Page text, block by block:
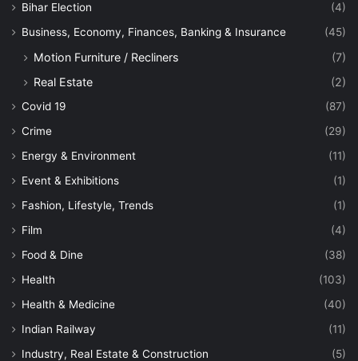
Bihar Election
(4)
Business, Economy, Finances, Banking & Insurance
(45)
Motion Furniture / Recliners
(7)
Real Estate
(2)
Covid 19
(87)
Crime
(29)
Energy & Environment
(11)
Event & Exhibitions
(1)
Fashion, Lifestyle, Trends
(1)
Film
(4)
Food & Dine
(38)
Health
(103)
Health & Medicine
(40)
Indian Railway
(11)
Industry, Real Estate & Construction
(5)